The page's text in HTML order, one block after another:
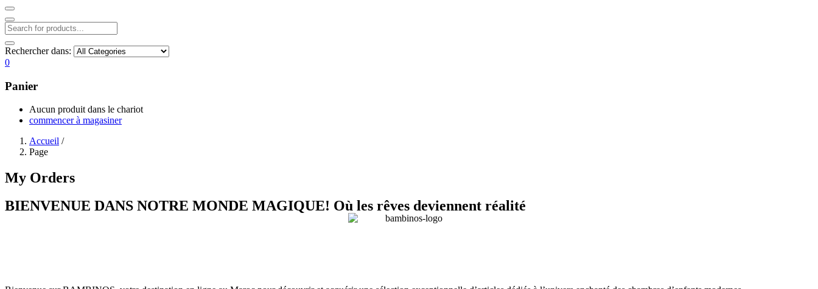
Rechercher dans:
0
Panier
Aucun produit dans le chariot
commencer à magasiner
Accueil /
Page
My Orders
BIENVENUE DANS NOTRE MONDE MAGIQUE! Où les rêves deviennent réalité